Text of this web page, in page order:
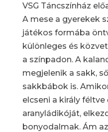
VSG Táncszínház
A mese a gyerekek
játékos formába
különleges és
a színpadon. A
megjelenik a sakk,
sakkbábok is.
elcseni a király
aranyládikóját,
bonyodalmak. Ám